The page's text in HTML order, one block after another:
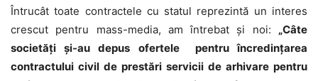
Întrucât toate contractele cu statul reprezintă un interes
crescut pentru mass-media, am întrebat şi noi: „Câte
societăţişi-au depus ofertele pentru încredinţarea
contractului civil de prestări servicii de arhivare pentru